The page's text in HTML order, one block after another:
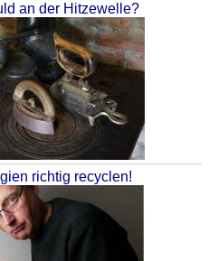
an der Hitzewelle?
richtig recyclen!